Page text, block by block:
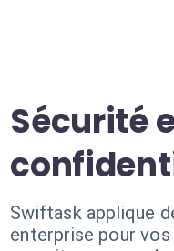
Sécurité
Swiftask applique
enterprise pour